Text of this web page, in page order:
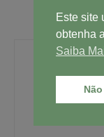
Este site
obtenha
Saiba